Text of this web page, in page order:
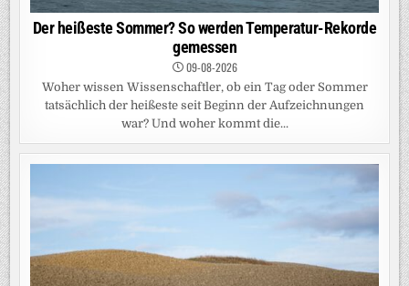
Der heißeste Sommer? So werden Temperatur-Rekorde
gemessen
09-08-2026
Woher wissen Wissenschaftler, ob ein Tag oder Sommer
tatsächlich der heißeste seit Beginn der Aufzeichnungen
war? Und woher kommt die...